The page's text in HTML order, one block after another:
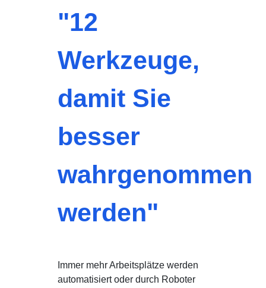
"12
Werkzeuge,
damit Sie
besser
wahrgenommen
werden"
Immer mehr Arbeitsplätze werden
automatisiert oder durch Roboter